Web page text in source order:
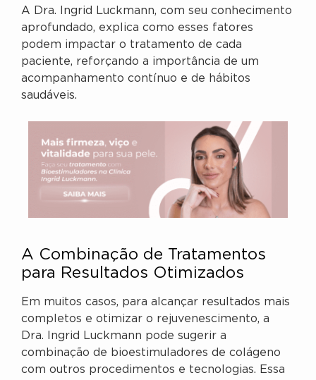
A Dra. Ingrid Luckmann, com seu conhecimento
aprofundado, explica como esses fatores
podem impactar o tratamento de cada
paciente, reforçando a importância de um
acompanhamento contínuo e de hábitos
saudáveis.
A Combinação de Tratamentos
para Resultados Otimizados
Em muitos casos, para alcançar resultados mais
completos e otimizar o rejuvenescimento, a
Dra. Ingrid Luckmann pode sugerir a
combinação de bioestimuladores de colágeno
com outros procedimentos e tecnologias. Essa